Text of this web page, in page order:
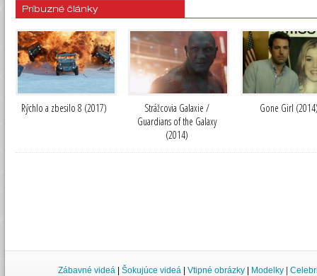
Príbuzné články
Rýchlo a zbesilo 8 (2017)
Strážcovia Galaxie /
Guardians of the Galaxy
(2014)
Gone Girl
Zábavné videá | Šokujúce videá | Vtipné obrázky | Modelky |